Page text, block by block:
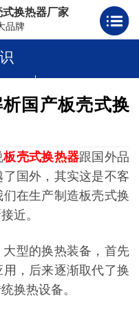
式换热器厂家
品牌
器
国产板壳式换
板壳式换热器跟国外品
国外，其实这是不客
在生产制造板壳式换
近。
型的换热装备，首先
，后来逐渐取代了换
换热设备。